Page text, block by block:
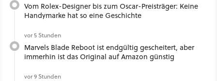
Vom Rolex-Designer bis zum Oscar-Preisträger: Keine
Handymarke hat so eine Geschichte
vor 5 Stunden
Marvels Blade Reboot ist endgültig gescheitert, aber
immerhin ist das Original auf Amazon günstig
vor 9 Stunden